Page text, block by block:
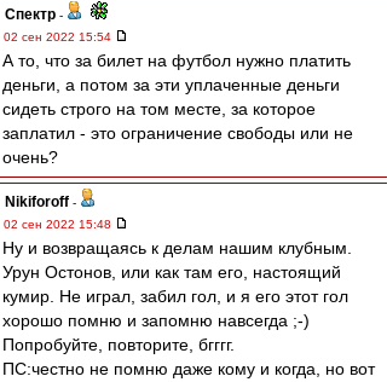
Спектр -
02 сен 2022 15:54
А то, что за билет на футбол нужно платить
деньги, а потом за эти уплаченные деньги
сидеть строго на том месте, за которое
заплатил - это ограничение свободы или не
очень?
Nikiforoff -
02 сен 2022 15:48
Ну и возвращаясь к делам нашим клубным.
Урун Остонов, или как там его, настоящий
кумир. Не играл, забил гол, и я его этот гол
хорошо помню и запомню навсегда ;-)
Попробуйте, повторите, бгггг.
ПС:честно не помню даже кому и когда, но вот